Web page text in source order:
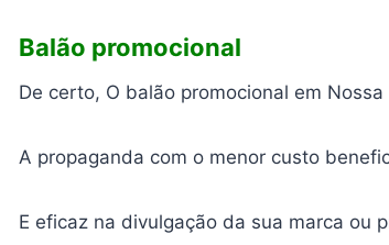
Balão promocional
De certo, O balão promocional em
A propaganda com o menor custo
E eficaz na divulgação da sua marca ou